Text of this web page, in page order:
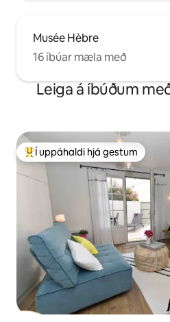
Musée Hèbre
16 íbúar mæla með
Leiga á íbúðum
Í mestu uppáhaldi hjá gestum
Í uppáhaldi hjá gestum